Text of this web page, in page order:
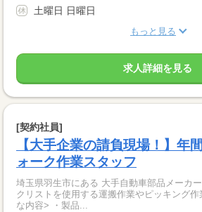
土曜日 日曜日
もっと見る
求人詳細を見る
[契約社員]
【大手企業の請負現場！】年
ォーク作業スタッフ
埼玉県羽生市にある 大手自動車部品メーカ
クリストを使用する運搬作業やピッキング作業
な内容> ・製品...